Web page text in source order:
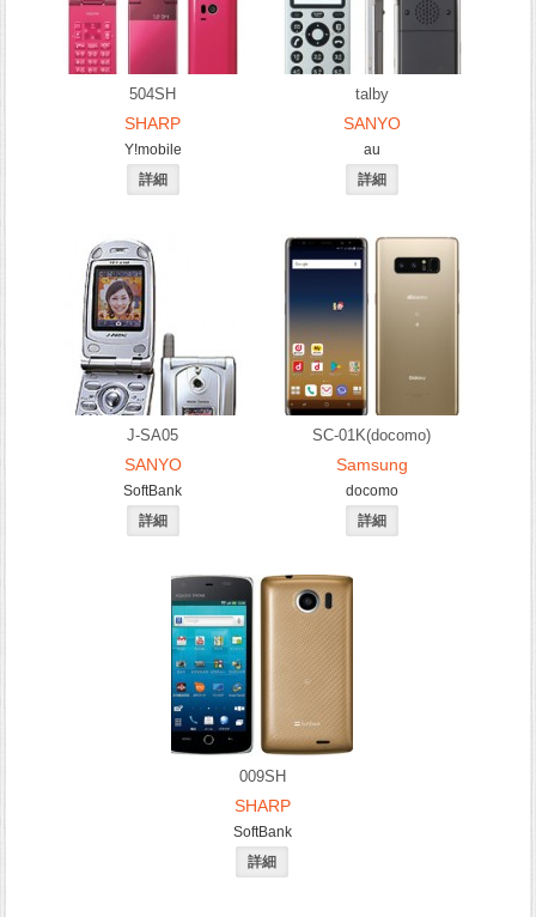
504SH
SHARP
Y!mobile
talby
SANYO
au
J-SA05
SANYO
SoftBank
SC-01K(docomo)
Samsung
docomo
009SH
SHARP
SoftBank